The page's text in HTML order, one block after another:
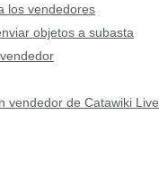
los vendedores
objetos a subasta
vendedor de Catawiki Live